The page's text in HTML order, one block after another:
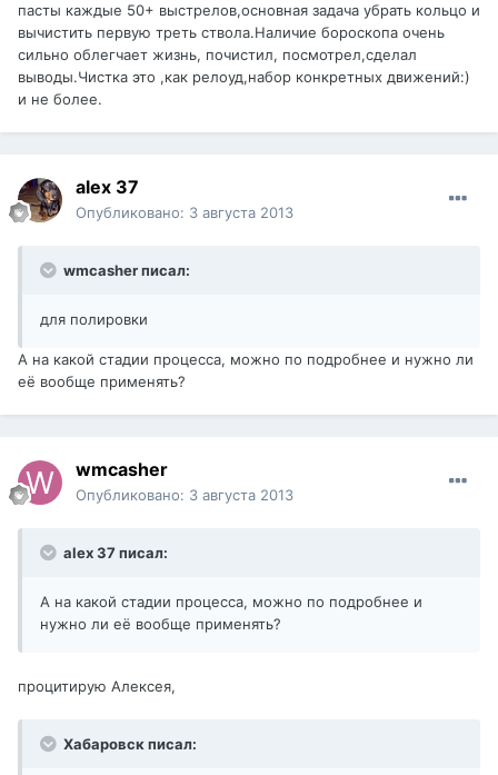
пасты каждые 50+ выстрелов,основная задача убрать кольцо и
вычистить первую треть ствола.Наличие бороскопа очень
сильно облегчает жизнь, почистил, посмотрел,сделал
выводы.Чистка это ,как релоуд,набор конкретных движений:)
и не более.
alex 37
Опубликовано: 3 августа 2013
wmcasher писал:
для полировки
А на какой стадии процесса, можно по подробнее и нужно ли
её вообще применять?
wmcasher
Опубликовано: 3 августа 2013
alex 37 писал:
А на какой стадии процесса, можно по подробнее и
нужно ли её вообще применять?
процитирую Алексея,
Хабаровск писал: